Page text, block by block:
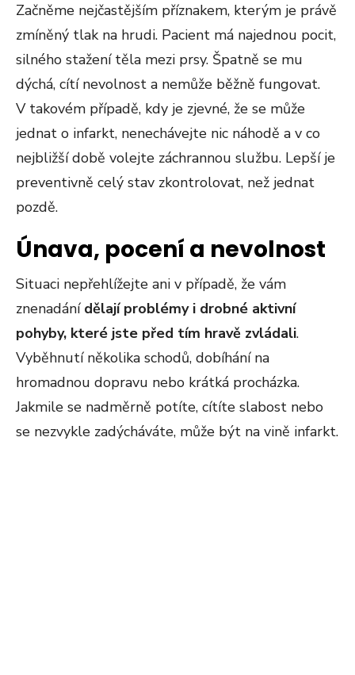
Začněme nejčastějším příznakem, kterým je právě
zmíněný tlak na hrudi. Pacient má najednou pocit,
silného stažení těla mezi prsy. Špatně se mu
dýchá, cítí nevolnost a nemůže běžně fungovat.
V takovém případě, kdy je zjevné, že se může
jednat o infarkt, nenechávejte nic náhodě a v co
nejbližší době volejte záchrannou službu. Lepší je
preventivně celý stav zkontrolovat, než jednat
pozdě.
Únava, pocení a nevolnost
Situaci nepřehlížejte ani v případě, že vám
znenadání dělají problémy i drobné aktivní
pohyby, které jste před tím hravě zvládali.
Vyběhnutí několika schodů, dobíhání na
hromadnou dopravu nebo krátká procházka.
Jakmile se nadměrně potíte, cítíte slabost nebo
se nezvykle zadýcháváte, může být na vině infarkt.